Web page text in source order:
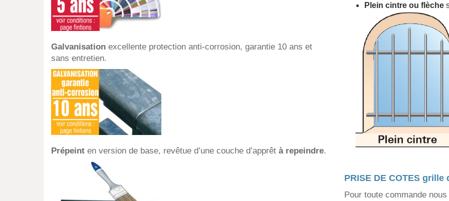
Galvanisation excellente protection anti-corrosion, garantie 10 ans et
sans entretien.
Prépeint en version de base, revêtue d’une couche d’apprêt à repeindre.
Plein cintre ou flèche
PRISE DE COTES grille
Pour toute commande